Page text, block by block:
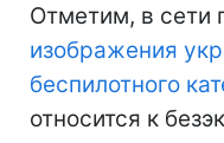
Отметим, в сети
изображения
беспилотного
относится к